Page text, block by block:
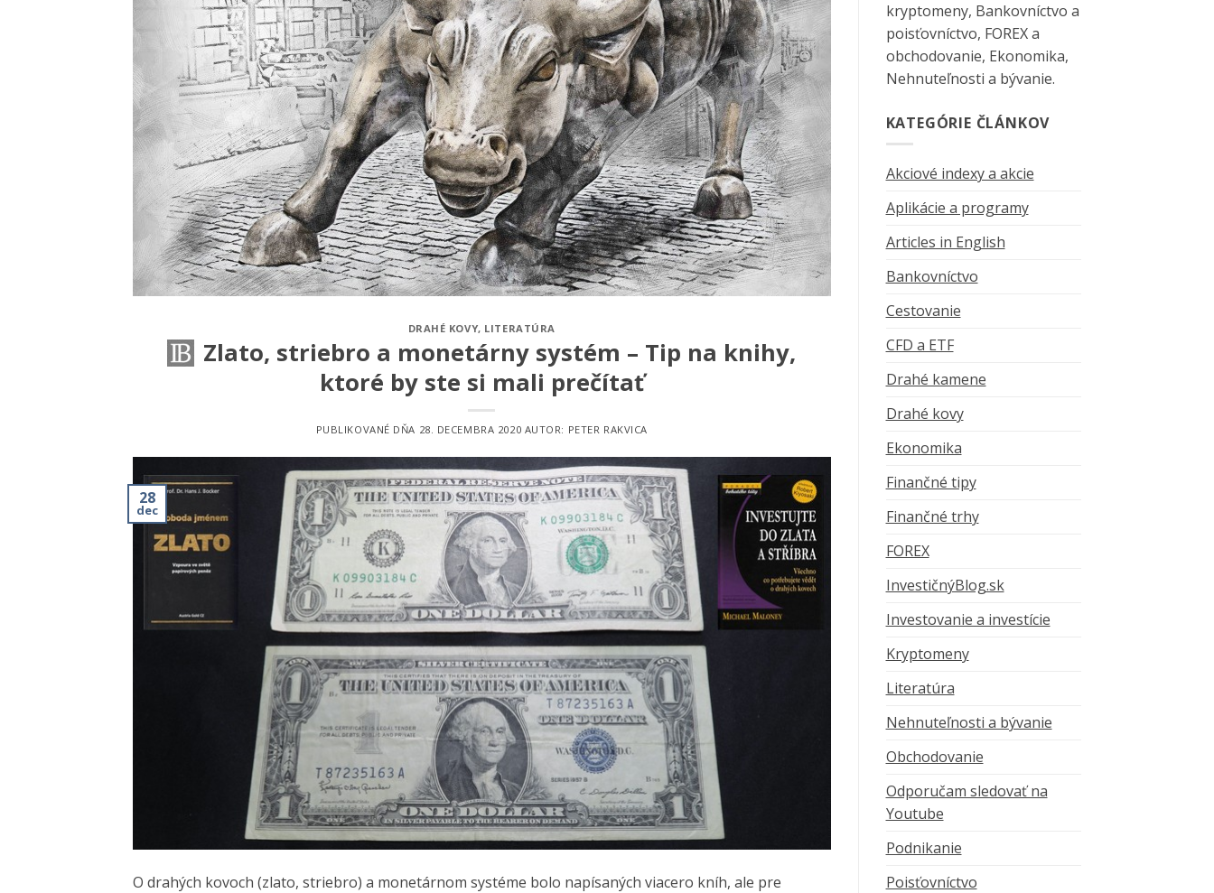
DRAHÉ KOVY, LITERATÚRA
Zlato, striebro a monetárny systém – Tip na knihy,
ktoré by ste si mali prečítať
PUBLIKOVANÉ DŇA 28. DECEMBRA 2020 AUTOR: PETER RAKVICA
28
dec
O drahých kovoch (zlato, striebro) a monetárnom systéme bolo napísaných viacero kníh, ale pre
kryptomeny, Bankovníctvo a
poisťovníctvo, FOREX a
obchodovanie, Ekonomika,
Nehnuteľnosti a bývanie.
KATEGÓRIE ČLÁNKOV
Akciové indexy a akcie
Aplikácie a programy
Articles in English
Bankovníctvo
Cestovanie
CFD a ETF
Drahé kamene
Drahé kovy
Ekonomika
Finančné tipy
Finančné trhy
FOREX
InvestičnýBlog.sk
Investovanie a investície
Kryptomeny
Literatúra
Nehnuteľnosti a bývanie
Obchodovanie
Odporučam sledovať na
Youtube
Podnikanie
Poisťovníctvo